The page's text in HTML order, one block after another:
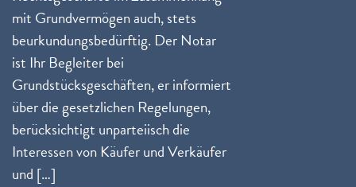
mit Grundvermögen auch, stets
beurkundungsbedürftig. Der Notar
ist Ihr Begleiter bei
Grundstücksgeschäften, er informiert
über die gesetzlichen Regelungen,
berücksichtigt unparteiisch die
Interessen von Käufer und Verkäufer
und […]